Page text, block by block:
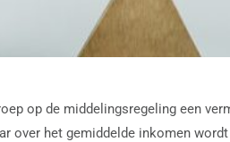
op de middelingsregeling een
over het gemiddelde inkomen